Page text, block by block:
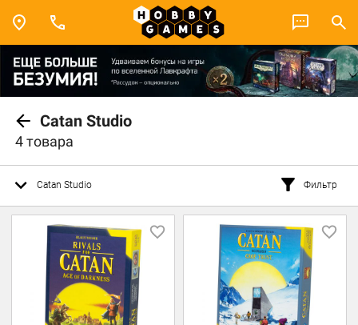
Catan Studio
4 товара
Catan Studio Фильтр